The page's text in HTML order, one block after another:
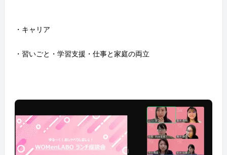
・キャリア
・習いごと・学習支援・仕事と家庭の両立